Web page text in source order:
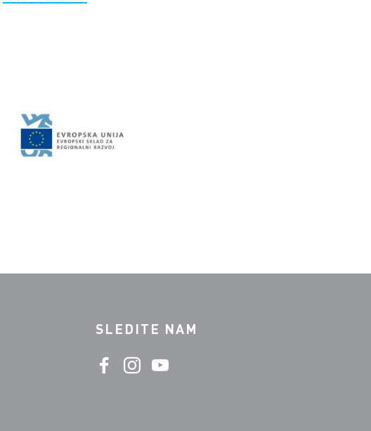
SLEDITE NAM